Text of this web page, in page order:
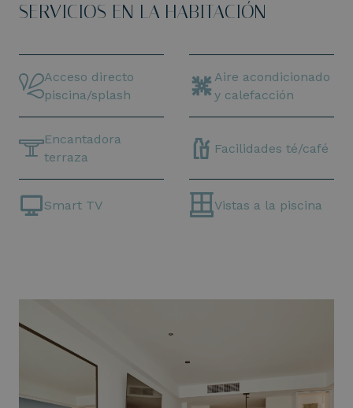
SERVICIOS EN LA HABITACIÓN
Acceso directo
piscina/splash
Aire acondicionado
y calefacción
Encantadora
terraza
Facilidades té/café
Smart TV Vistas a la piscina